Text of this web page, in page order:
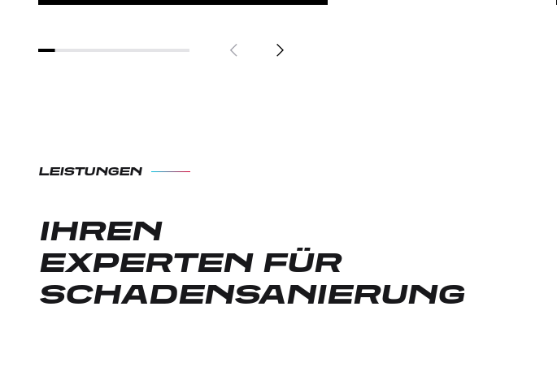
LEISTUNGEN
IHREN
EXPERTEN FÜR
SCHADENSANIERUNG